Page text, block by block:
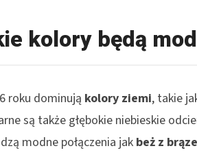
kolory będą
roku dominują kolory ziemi, takie
są także głębokie niebieskie
modne połączenia jak beż z